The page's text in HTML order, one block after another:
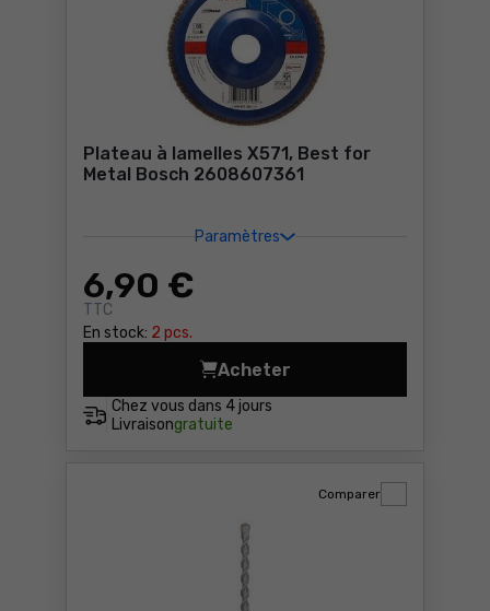
Plateau à lamelles X571, Best for
Metal Bosch 2608607361
Paramètres
6,90 €
TTC
En stock: 2 pcs.
Chez vous dans 4 jours
Livraisongratuite
Acheter
Plateau à lamelles X571,
Comparer